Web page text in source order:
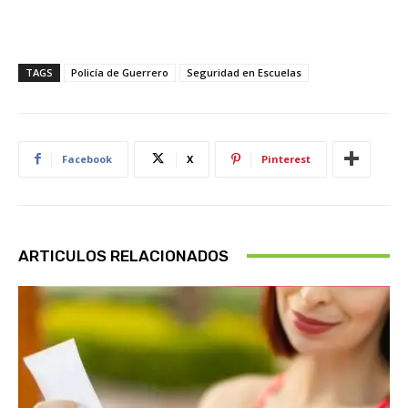
TAGS Policía de Guerrero Seguridad en Escuelas
Facebook X Pinterest
ARTICULOS RELACIONADOS